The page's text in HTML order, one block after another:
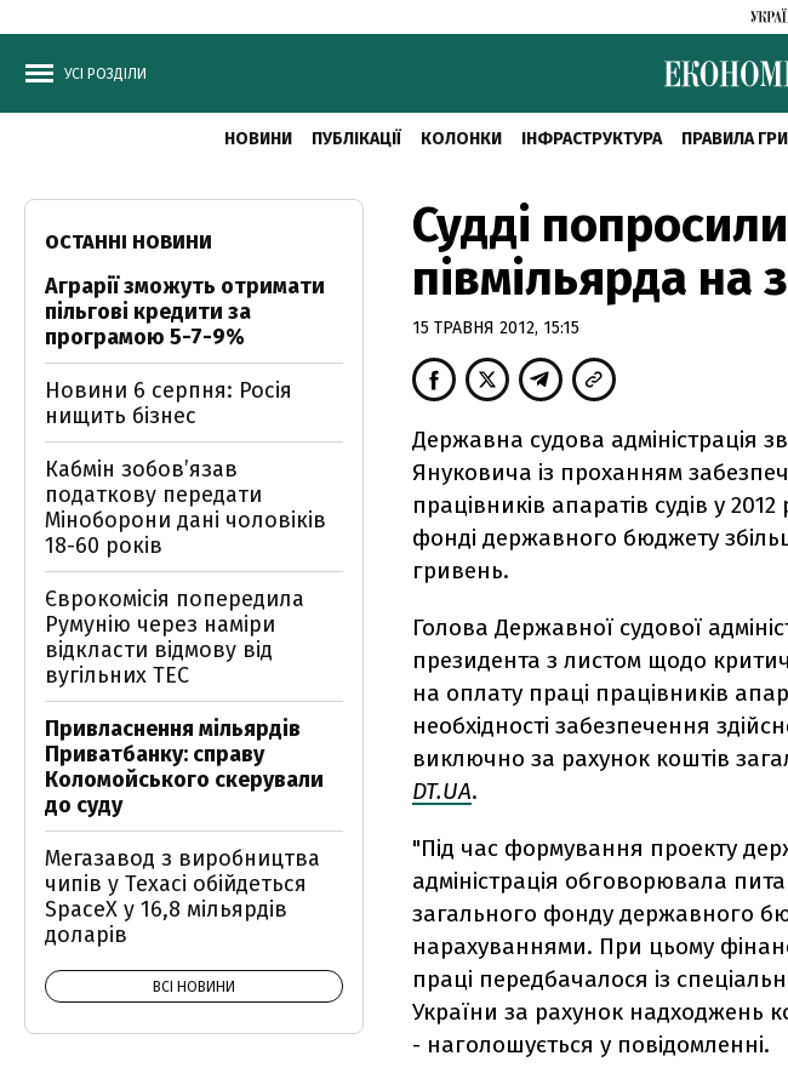
УСІ РОЗДІЛИ
НОВИНИ ПУБЛІКАЦІЇ КОЛОНКИ ІНФРАСТРУКТУРА ПРАВИЛА ГРИ
Судді
півмільярда на
15 ТРАВНЯ 2012, 15:15
Державна судова адміністрація
Януковича із проханням
працівників апаратів судів у
фонді державного бюджету
гривень.
Голова Державної судової
президента з листом щодо
на оплату праці працівників
необхідності забезпечення
виключно за рахунок коштів
DT.UA.
"Під час формування проекту
адміністрація обговорювала
загального фонду державного
нарахуваннями. При цьому
праці передбачалося із
України за рахунок надходжень
- наголошується у повідомленні.
ОСТАННІ НОВИНИ
Аграрії зможуть отримати
пільгові кредити за
програмою 5-7-9%
Новини 6 серпня: Росія
нищить бізнес
Кабмін зобовʼязав
податкову передати
Міноборони дані чоловіків
18-60 років
Єврокомісія попередила
Румунію через наміри
відкласти відмову від
вугільних ТЕС
Привласнення мільярдів
Приватбанку: справу
Коломойського скерували
до суду
Мегазавод з виробництва
чипів у Техасі обійдеться
SpaceX у 16,8 мільярдів
доларів
ВСІ НОВИНИ